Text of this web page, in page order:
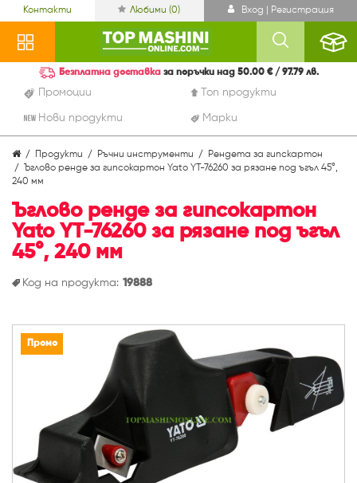
Контакти Любими (0) Вход | Регистрация
Промоции Топ продукти
Нови продукти Марки
Безплатна доставка за поръчки над 50.00 € / 97.79 лв.
Продукти Ръчни инструменти
Рендета за гипскартон
Ъглово ренде за гипсокартон Yato YT-76260 за рязане под ъгъл 45°,
240 мм
Ъглово ренде за гипсокартон
Yato YT-76260 за рязане под ъгъл
45°, 240 мм
Код на продукта: 19888
Промо